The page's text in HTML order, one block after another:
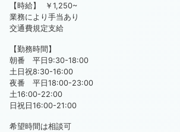
【時給】 ￥1,250~
業務により手当あり
交通費規定支給
【勤務時間】
朝番 平日9:30-18:00
土日祝8:30-16:00
夜番 平日18:00-23:00
土16:00-22:00
日祝日16:00-21:00
希望時間は相談可